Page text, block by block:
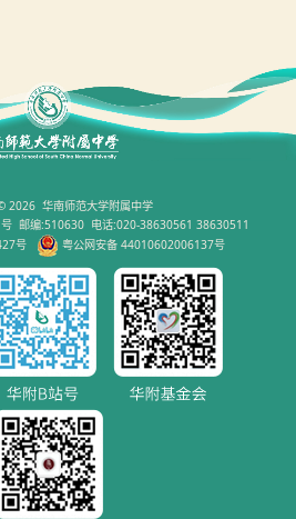
2026 华南师范大学附属中学
号 邮编:510630 电话:020-38630561 38630511
号
粤公网安备 44010602006137号